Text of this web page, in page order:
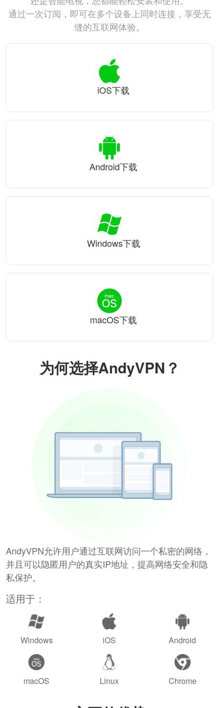
为何选择AndyVPN？
AndyVPN允许用户通过互联网访问一个私密的网络，
并且可以隐匿用户的真实IP地址，提高网络安全和隐
私保护。
适用于：
Windows iOS Android
macOS Linux Chrome
通过一次订阅，即可在多个设备上同时连接，享受无
缝的互联网体验。
iOS下载
Android下载
Windows下载
macOS下载